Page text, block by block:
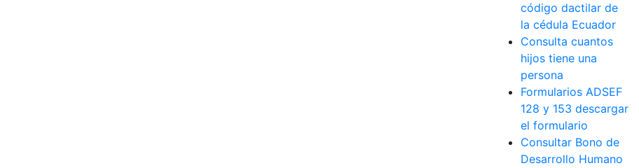
código dactilar de
la cédula Ecuador
Consulta cuantos
hijos tiene una
persona
Formularios ADSEF
128 y 153 descargar
el formulario
Consultar Bono de
Desarrollo Humano